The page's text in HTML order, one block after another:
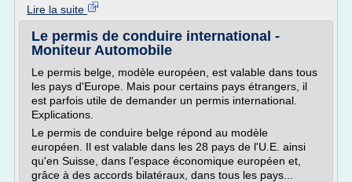
Lire la suite
Le permis de conduire international -
Moniteur Automobile
Le permis belge, modèle européen, est valable dans tous
les pays d'Europe. Mais pour certains pays étrangers, il
est parfois utile de demander un permis international.
Explications.
Le permis de conduire belge répond au modèle
européen. Il est valable dans les 28 pays de l'U.E. ainsi
qu'en Suisse, dans l'espace économique européen et,
grâce à des accords bilatéraux, dans tous les pays...